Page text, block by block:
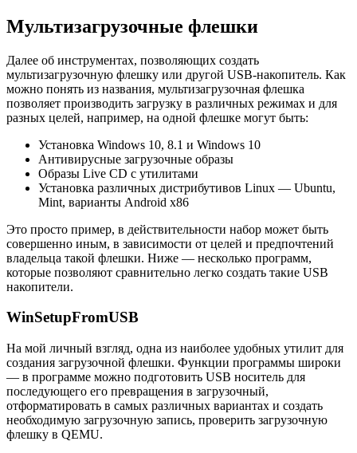
Мультизагрузочные флешки
Далее об инструментах, позволяющих создать
мультизагрузочную флешку или другой USB-накопитель. Как
можно понять из названия, мультизагрузочная флешка
позволяет производить загрузку в различных режимах и для
разных целей, например, на одной флешке могут быть:
Установка Windows 10, 8.1 и Windows 10
Антивирусные загрузочные образы
Образы Live CD с утилитами
Установка различных дистрибутивов Linux — Ubuntu,
Mint, варианты Android x86
Это просто пример, в действительности набор может быть
совершенно иным, в зависимости от целей и предпочтений
владельца такой флешки. Ниже — несколько программ,
которые позволяют сравнительно легко создать такие USB
накопители.
WinSetupFromUSB
На мой личный взгляд, одна из наиболее удобных утилит для
создания загрузочной флешки. Функции программы широки
— в программе можно подготовить USB носитель для
последующего его превращения в загрузочный,
отформатировать в самых различных вариантах и создать
необходимую загрузочную запись, проверить загрузочную
флешку в QEMU.